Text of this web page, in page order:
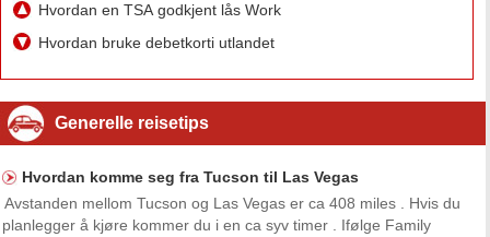
Hvordan en TSA godkjent lås Work
Hvordan bruke debetkorti utlandet
Generelle reisetips
Hvordan komme seg fra Tucson til Las Vegas
Avstanden mellom Tucson og Las Vegas er ca 408 miles . Hvis du
planlegger å kjøre kommer du i en ca syv timer . Ifølge Family